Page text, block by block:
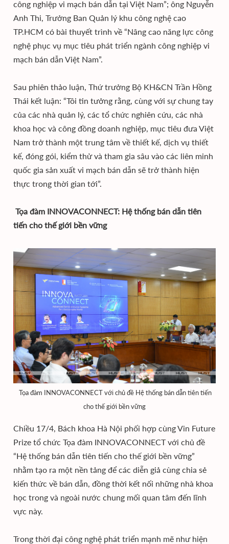
công nghiệp vi mạch bán dẫn tại Việt Nam”; ông Nguyễn
Anh Thi, Trưởng Ban Quản lý khu công nghệ cao
TP.HCM có bài thuyết trình về “Nâng cao năng lực công
nghệ phục vụ mục tiêu phát triển ngành công nghiệp vi
mạch bán dẫn Việt Nam”.
Sau phiên thảo luận, Thứ trưởng Bộ KH&CN Trần Hồng
Thái kết luận: “Tôi tin tưởng rằng, cùng với sự chung tay
của các nhà quản lý, các tổ chức nghiên cứu, các nhà
khoa học và công đồng doanh nghiệp, mục tiêu đưa Việt
Nam trở thành một trung tâm về thiết kế, dịch vụ thiết
kế, đóng gói, kiểm thử và tham gia sâu vào các liên minh
quốc gia sản xuất vi mạch bán dẫn sẽ trở thành hiện
thực trong thời gian tới”.
Tọa đàm INNOVACONNECT: Hệ thống bán dẫn tiên
tiến cho thế giới bền vững
Tọa đàm INNOVACONNECT với chủ đề Hệ thống bán dẫn tiên tiến
cho thế giới bền vững
Chiều 17/4, Bách khoa Hà Nội phối hợp cùng Vin Future
Prize tổ chức Tọa đàm INNOVACONNECT với chủ đề
“Hệ thống bán dẫn tiên tiến cho thế giới bền vững”
nhằm tạo ra một nền tảng để các diễn giả cùng chia sẻ
kiến thức về bán dẫn, đồng thời kết nối những nhà khoa
học trong và ngoài nước chung mối quan tâm đến lĩnh
vực này.
Trong thời đại công nghệ phát triển mạnh mẽ như hiện